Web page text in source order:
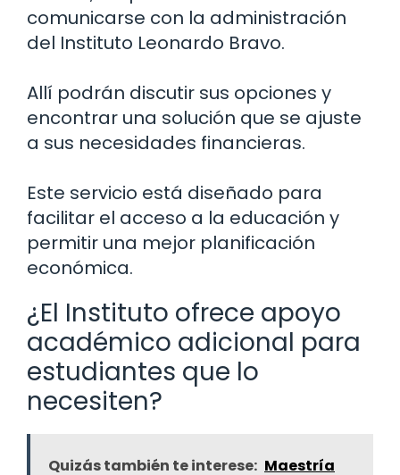
comunicarse con la administración
del Instituto Leonardo Bravo.
Allí podrán discutir sus opciones y
encontrar una solución que se ajuste
a sus necesidades financieras.
Este servicio está diseñado para
facilitar el acceso a la educación y
permitir una mejor planificación
económica.
¿El Instituto ofrece apoyo
académico adicional para
estudiantes que lo
necesiten?
Quizás también te interese: Maestría